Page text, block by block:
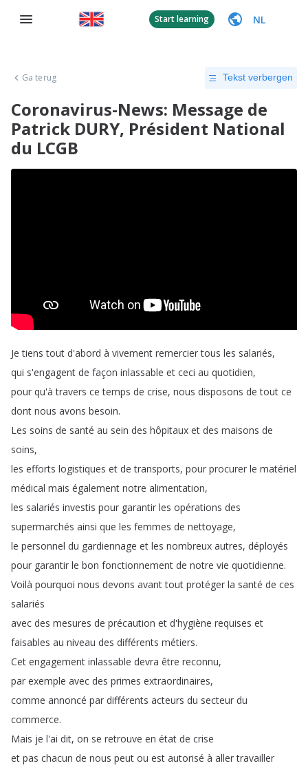
Start learning NL
Ga terug Tekst verbergen
Coronavirus-News: Message de
Patrick DURY, Président National
du LCGB
Je tiens tout d'abord à vivement remercier tous les salariés,
qui s'engagent de façon inlassable et ceci au quotidien,
pour qu'à travers ce temps de crise, nous disposons de tout ce
dont nous avons besoin.
Les soins de santé au sein des hôpitaux et des maisons de
soins,
les efforts logistiques et de transports, pour procurer le matériel
médical mais également notre alimentation,
les salariés investis pour garantir les opérations des
supermarchés ainsi que les femmes de nettoyage,
le personnel du gardiennage et les nombreux autres, déployés
pour garantir le bon fonctionnement de notre vie quotidienne.
Voilà pourquoi nous devons avant tout protéger la santé de ces
salariés
avec des mesures de précaution et d'hygiène requises et
faisables au niveau des différents métiers.
Cet engagement inlassable devra être reconnu,
par exemple avec des primes extraordinaires,
comme annoncé par différents acteurs du secteur du
commerce.
Mais je l'ai dit, on se retrouve en état de crise
et pas chacun de nous peut ou est autorisé à aller travailler